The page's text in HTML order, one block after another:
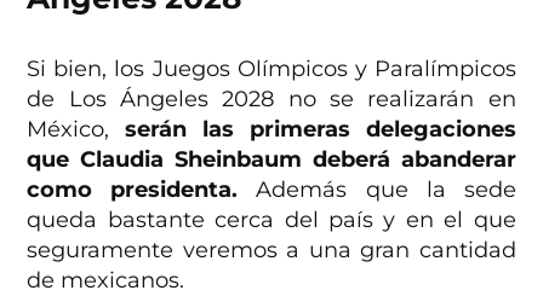
Si bien, los Juegos Olímpicos y Paralímpicos
de Los Ángeles 2028 no se realizarán en
México, serán las primeras delegaciones
que Claudia Sheinbaum deberá abanderar
como presidenta. Además que la sede
queda bastante cerca del país y en el que
seguramente veremos a una gran cantidad
de mexicanos.